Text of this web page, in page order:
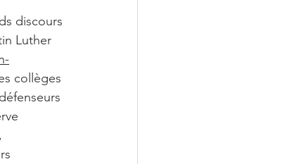
discours
Luther
collèges